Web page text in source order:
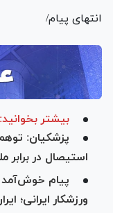
انتهای پیام/
بیشتر بخوانید:
پزشکیان:
استیصال در برابر
پیام خوش‌آمد
ورزشکار ایرانی؛